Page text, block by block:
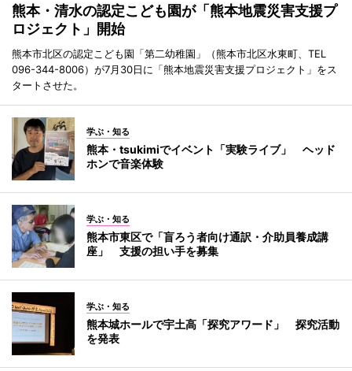
熊本・清水の認定こども園が「熊本地震災害支援プ
ロジェクト」開始
熊本市北区の認定こども園「第二幼稚園」（熊本市北区水東町、TEL
096-344-8006）が7月30日に「熊本地震災害支援プロジェクト」をス
タートさせた。
学ぶ・知る
熊本・tsukimiでイベント「実験ライブ」 ヘッド
ホンで音楽体験
学ぶ・知る
熊本市東区で「盲ろう者向け通訳・介助員養成講
座」 支援の担い手を募集
学ぶ・知る
熊本城ホールで宇土高「探究アワード」 探究活動
を発表